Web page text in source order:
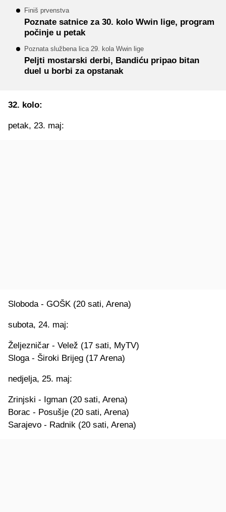
Finiš prvenstva
Poznate satnice za 30. kolo Wwin lige, program
počinje u petak
Poznata službena lica 29. kola Wwin lige
Peljti mostarski derbi, Bandiću pripao bitan
duel u borbi za opstanak
32. kolo:
petak, 23. maj:
Sloboda - GOŠK (20 sati, Arena)
subota, 24. maj:
Željezničar - Velež (17 sati, MyTV)
Sloga - Široki Brijeg (17 Arena)
nedjelja, 25. maj:
Zrinjski - Igman (20 sati, Arena)
Borac - Posušje (20 sati, Arena)
Sarajevo - Radnik (20 sati, Arena)